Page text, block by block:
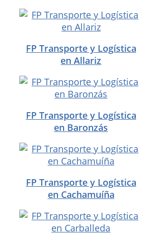
FP Transporte y Logística
en Allariz
FP Transporte y Logística
en Baronzás
FP Transporte y Logística
en Cachamuíña